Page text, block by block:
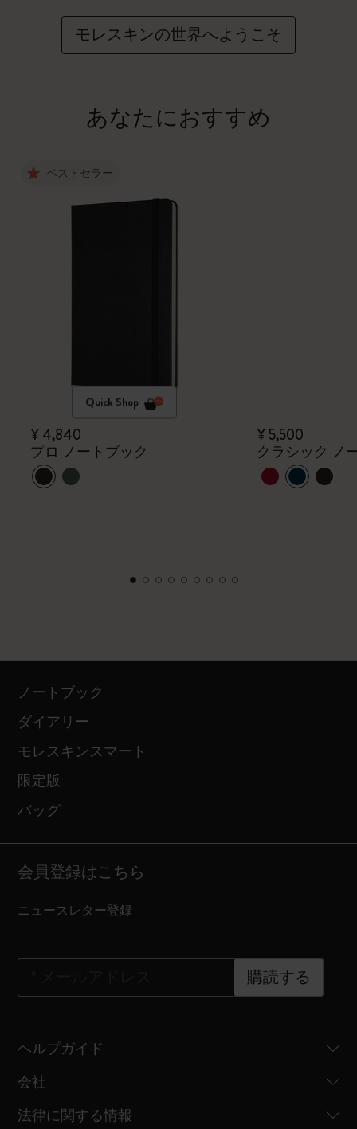
モレスキンの世界へようこそ
あなたにおすすめ
ベストセラー
Quick Shop
¥ 4,840
プロ ノートブック
¥ 5,500
クラシック ノ
ノートブック
ダイアリー
モレスキンスマート
限定版
バッグ
会員登録はこちら
ニュースレター登録
購読する
ヘルプガイド
会社
法律に関する情報